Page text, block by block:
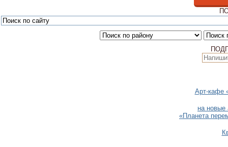
Арт-кафе
на новые
«Планета